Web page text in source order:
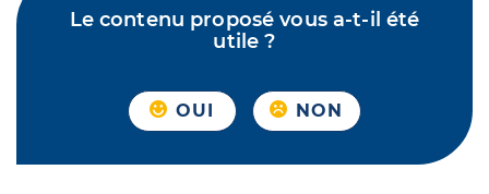
Le contenu proposé vous a-t-il été
utile ?
OUI NON